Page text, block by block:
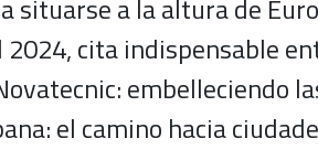
situarse a la altura de
cita indispensable
embelleciendo
el camino hacia